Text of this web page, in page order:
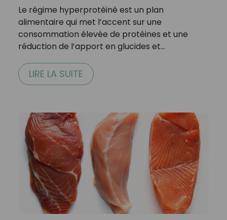
Le régime hyperprotéiné est un plan
alimentaire qui met l’accent sur une
consommation élevée de protéines et une
réduction de l’apport en glucides et…
LIRE LA SUITE